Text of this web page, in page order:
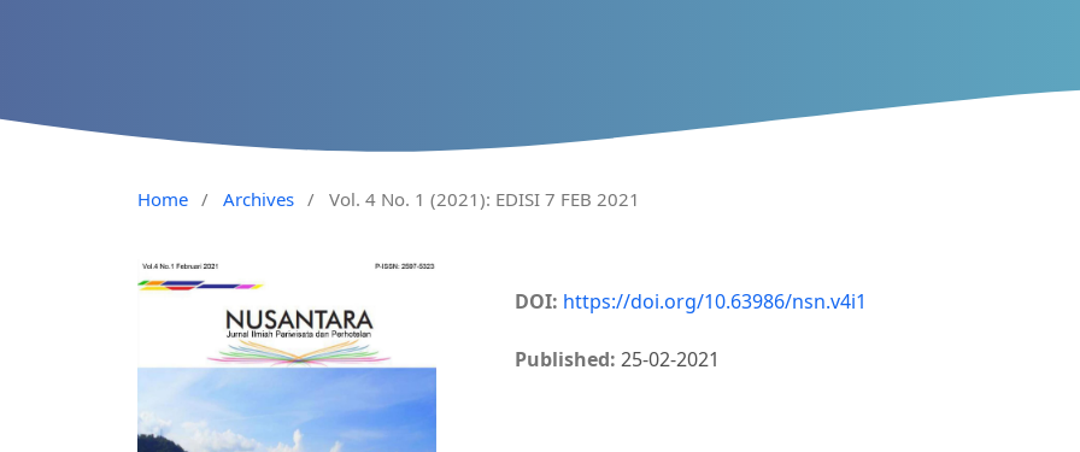
Home / Archives / Vol. 4 No. 1 (2021): EDISI 7 FEB 2021
DOI: https://doi.org/10.63986/nsn.v4i1
Published:25-02-2021